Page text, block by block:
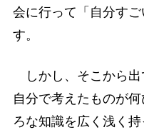
会に行って「自分す
す。
しかし、そこから出
自分で考えたものが
ろな知識を広く浅く